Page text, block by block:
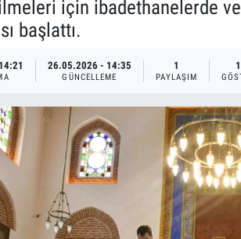
için ibadethanelerde
başlattı.
26.05.2026 - 14:35
GÜNCELLEME
1
PAYLAŞIM